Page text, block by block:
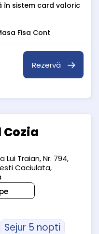
în sistem card valoric
Fisa Cont
Rezervă
Cozia
Lui Traian, Nr. 794,
Caciulata,
Sejur 5 nopti